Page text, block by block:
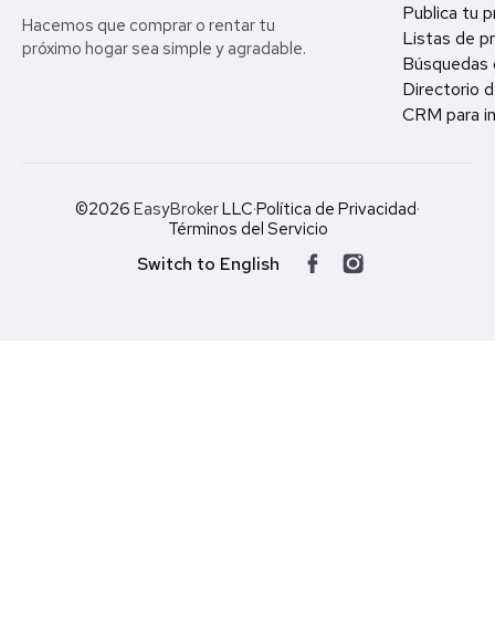
Hacemos que comprar o rentar tu
próximo hogar sea simple y agradable.
Publica tu
Listas de
Búsquedas
Directorio
CRM para
©2026 EasyBrokerLLC·Política de Privacidad·
Términos del Servicio
Switch to English